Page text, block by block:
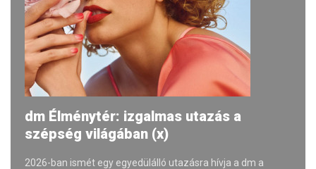
dm Élménytér: izgalmas utazás a
szépség világában (x)
2026-ban ismét egy egyedülálló utazásra hívja a dm a